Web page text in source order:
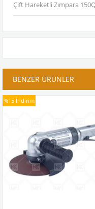
Çift Hareketli Zımpara
BENZER ÜRÜNLER
%15 İndirim